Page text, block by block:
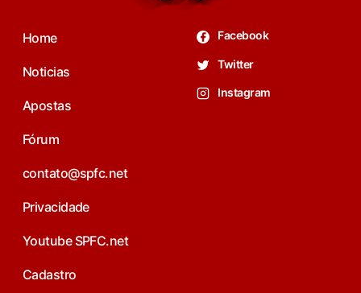
Home
Noticias
Apostas
Fórum
contato@spfc.net
Privacidade
Youtube SPFC.net
Cadastro
Facebook
Twitter
Instagram